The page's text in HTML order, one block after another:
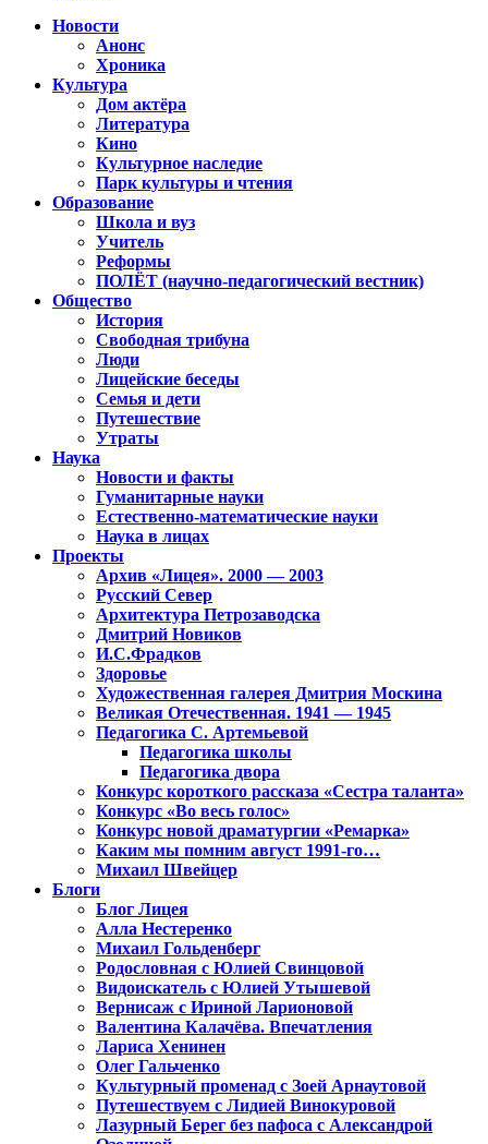
Новости
Анонс
Хроника
Культура
Дом актёра
Литература
Кино
Культурное наследие
Парк культуры и чтения
Образование
Школа и вуз
Учитель
Реформы
ПОЛЁТ (научно-педагогический вестник)
Общество
История
Свободная трибуна
Люди
Лицейские беседы
Семья и дети
Путешествие
Утраты
Наука
Новости и факты
Гуманитарные науки
Естественно-математические науки
Наука в лицах
Проекты
Архив «Лицея». 2000 — 2003
Русский Север
Архитектура Петрозаводска
Дмитрий Новиков
И.С.Фрадков
Здоровье
Художественная галерея Дмитрия Москина
Великая Отечественная. 1941 — 1945
Педагогика С. Артемьевой
Педагогика школы
Педагогика двора
Конкурс короткого рассказа «Сестра таланта»
Конкурс «Во весь голос»
Конкурс новой драматургии «Ремарка»
Каким мы помним август 1991-го…
Михаил Швейцер
Блоги
Блог Лицея
Алла Нестеренко
Михаил Гольденберг
Родословная с Юлией Свинцовой
Видоискатель с Юлией Утышевой
Вернисаж с Ириной Ларионовой
Валентина Калачёва. Впечатления
Лариса Хенинен
Олег Гальченко
Культурный променад с Зоей Арнаутовой
Путешествуем с Лидией Винокуровой
Лазурный Берег без пафоса с Александрой